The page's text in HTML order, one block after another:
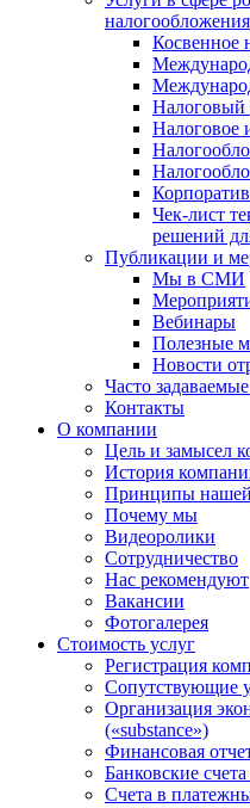
налогообложения
Косвенное
Налоговый
Налоговое
Чек-лист
решений
Публикации и
Мы в СМИ
Вебинары
Полезные
Новости
Часто
Контакты
О компании
Цель и замысел
История
Принципы
Почему мы
Видеоролики
Сотрудничество
Нас рекомендуют
Вакансии
Фотогалерея
Стоимость услуг
Регистрация
Сопутствующие
Организация
(«substance»)
Финансовая
Банковские
Счета в